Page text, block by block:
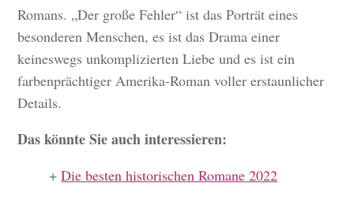
Romans. „Der große Fehler“ ist das Porträt eines
besonderen Menschen, es ist das Drama einer
keineswegs unkomplizierten Liebe und es ist ein
farbenprächtiger Amerika-Roman voller erstaunlicher
Details.
Das könnte Sie auch interessieren:
+Die besten historischen Romane 2022